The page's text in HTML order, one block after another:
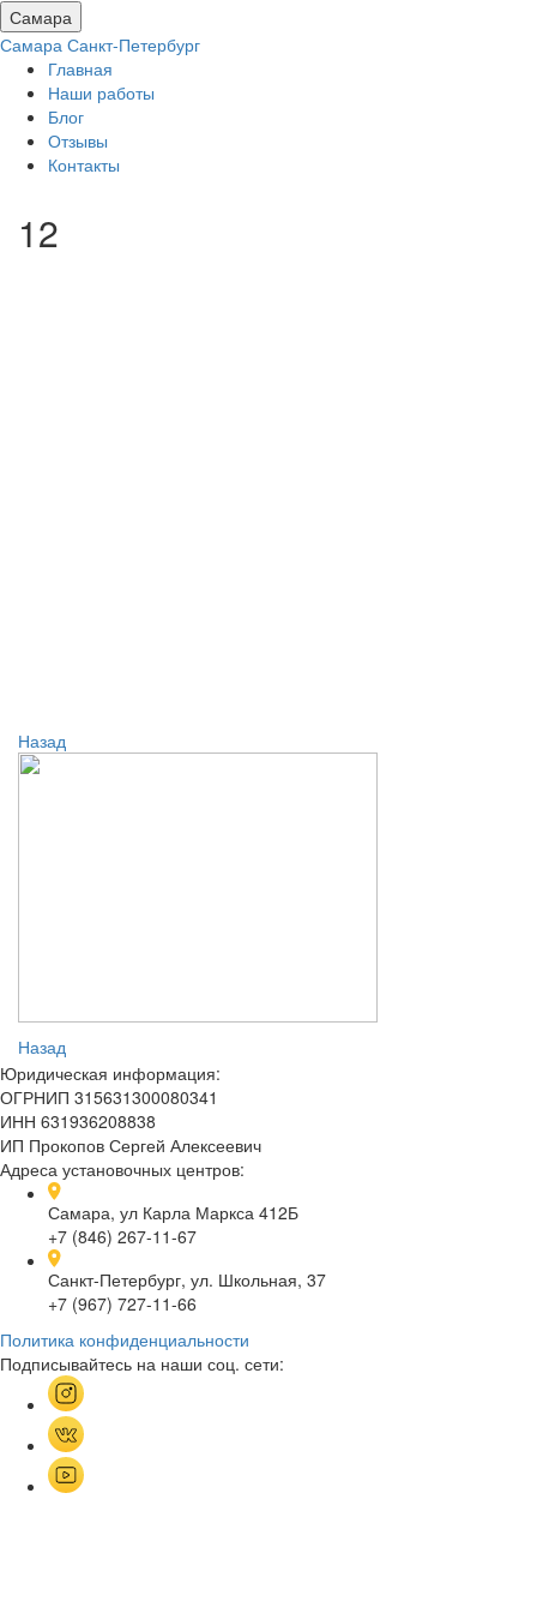
Самара
Самара Санкт-Петербург
Главная
Наши работы
Блог
Отзывы
Контакты
12
Назад
Назад
Юридическая информация:
ОГРНИП 315631300080341
ИНН 631936208838
ИП Прокопов Сергей Алексеевич
Адреса установочных центров:
Самара, ул Карла Маркса 412Б
+7 (846) 267-11-67
Санкт-Петербург, ул. Школьная, 37
+7 (967) 727-11-66
Политика конфиденциальности
Подписывайтесь на наши соц. сети: